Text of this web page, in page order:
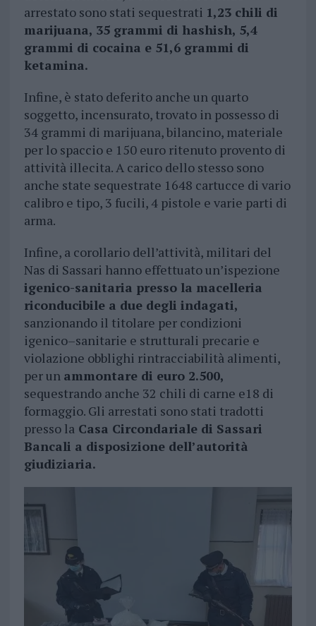
arrestato sono stati sequestrati 1,23 chili di
marijuana, 35 grammi di hashish, 5,4
grammi di cocaina e 51,6 grammi di
ketamina.
Infine, è stato deferito anche un quarto
soggetto, incensurato, trovato in possesso di
34 grammi di marijuana, bilancino, materiale
per lo spaccio e 150 euro ritenuto provento di
attività illecita. A carico dello stesso sono
anche state sequestrate 1648 cartucce di vario
calibro e tipo, 3 fucili, 4 pistole e varie parti di
arma.
Infine, a corollario dell’attività, militari del
Nas di Sassari hanno effettuato un’ispezione
igenico-sanitaria presso la macelleria
riconducibile a due degli indagati,
sanzionando il titolare per condizioni
igenico–sanitarie e strutturali precarie e
violazione obblighi rintracciabilità alimenti,
per un ammontare di euro 2.500,
sequestrando anche 32 chili di carne e18 di
formaggio. Gli arrestati sono stati tradotti
presso laCasa Circondariale di Sassari
Bancali a disposizione dell’autorità
giudiziaria.